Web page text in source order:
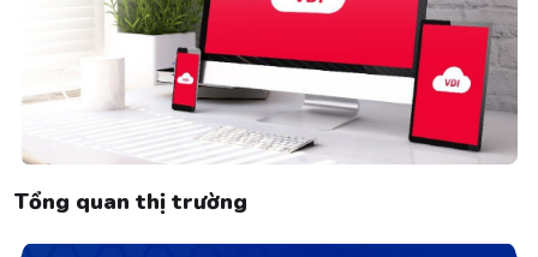
Tổng quan thị trường